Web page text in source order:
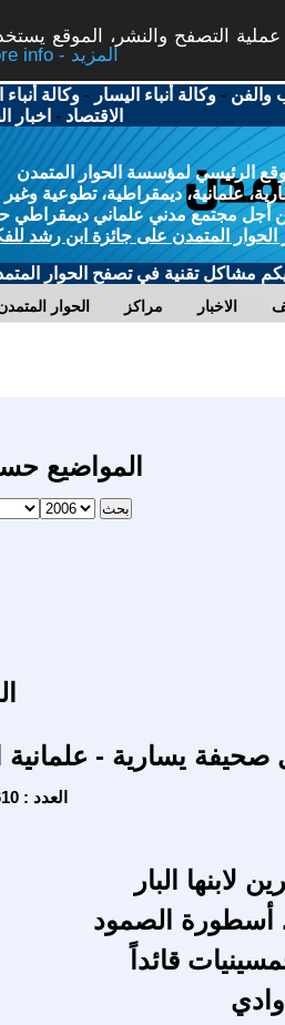
التصفح والنشر، الموقع
More info - المزيد
والفن -وكالة أنباء اليسار -وكالة أنباء
الاقتصاد - اخبار
الرئيسي لمؤسسة الحوار المتمدن
علمانية، ديمقراطية، تطوعية وغير
أجل مجتمع مدني علماني ديمقراطي
الحوار المتمدن على جائزة ابن رشد
مشاكل تقنية في تصفح الحوار
الحوار مراكز الاخبار
المواضيع
صحيفة يسارية - علمانية
Thursday - 7/13/2006 - العدد : 1610
لابنها البار
‬أسطورة الصمود
قائداً